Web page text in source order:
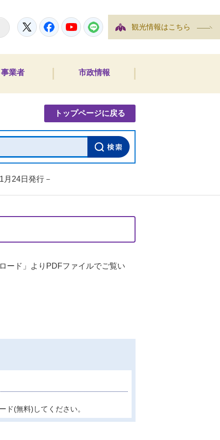
TwitterFacebookYouTubeLINE 観光情報はこちら
事業者 市政情報
トップページに戻る
24日発行－
ード」よりPDFファイルでご覧い
ド(無料)してください。